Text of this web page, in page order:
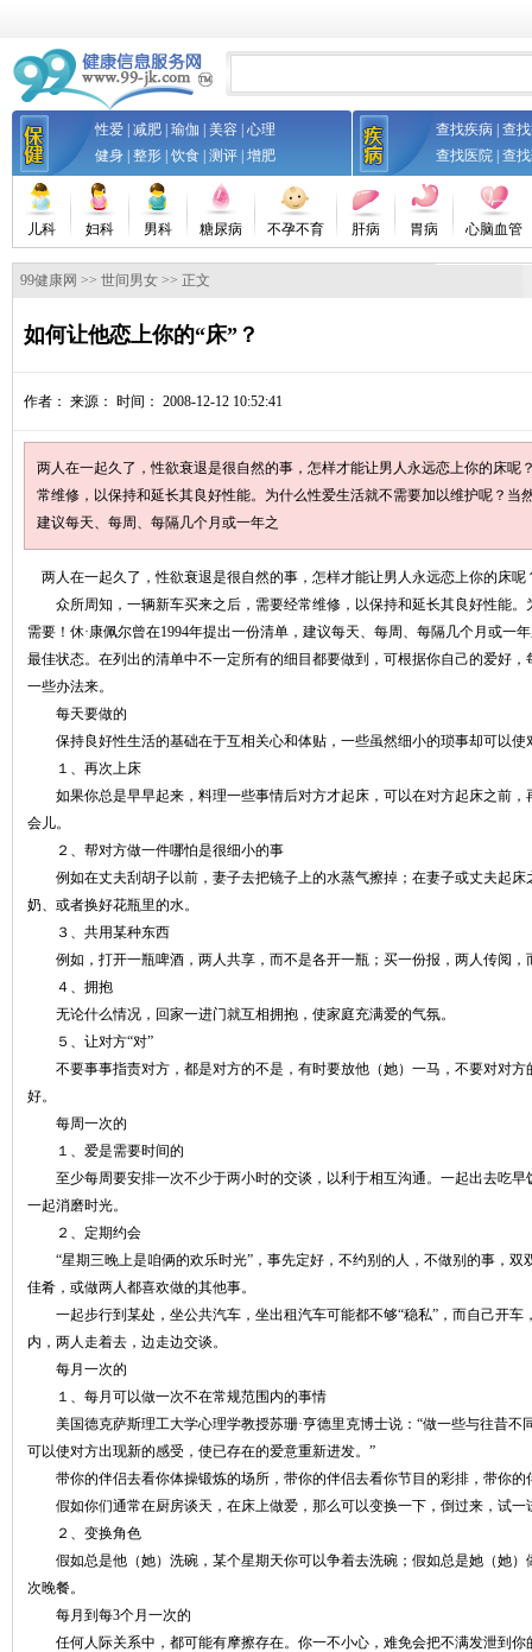
性爱 减肥 瑜伽 美容 心理
健身 整形 饮食 测评 增肥
查找疾病 查
查找医院 查
儿科 妇科 男科 糖尿病 不孕不育 肝病 胃病 心脑血管
99健康网 >> 世间男女 >> 正文
如何让他恋上你的“床”？
作者： 来源： 时间： 2008-12-12 10:52:41
两人在一起久了，性欲衰退是很自然的事，怎样才能让男人永远恋上你的床呢
常维修，以保持和延长其良好性能。为什么性爱生活就不需要加以维护呢？当
建议每天、每周、每隔几个月或一年之
两人在一起久了，性欲衰退是很自然的事，怎样才能让男人永远恋上你的床呢
众所周知，一辆新车买来之后，需要经常维修，以保持和延长其良好性能。
需要！休·康佩尔曾在1994年提出一份清单，建议每天、每周、每隔几个月或一
最佳状态。在列出的清单中不一定所有的细目都要做到，可根据你自己的爱好
一些办法来。
每天要做的
保持良好性生活的基础在于互相关心和体贴，一些虽然细小的琐事却可以使
１、再次上床
如果你总是早早起来，料理一些事情后对方才起床，可以在对方起床之前，
会儿。
２、帮对方做一件哪怕是很细小的事
例如在丈夫刮胡子以前，妻子去把镜子上的水蒸气擦掉；在妻子或丈夫起床
奶、或者换好花瓶里的水。
３、共用某种东西
例如，打开一瓶啤酒，两人共享，而不是各开一瓶；买一份报，两人传阅，
４、拥抱
无论什么情况，回家一进门就互相拥抱，使家庭充满爱的气氛。
５、让对方“对”
不要事事指责对方，都是对方的不是，有时要放他（她）一马，不要对对方
好。
每周一次的
１、爱是需要时间的
至少每周要安排一次不少于两小时的交谈，以利于相互沟通。一起出去吃早
一起消磨时光。
２、定期约会
“星期三晚上是咱俩的欢乐时光”，事先定好，不约别的人，不做别的事，双
佳肴，或做两人都喜欢做的其他事。
一起步行到某处，坐公共汽车，坐出租汽车可能都不够“稳私”，而自己开车
内，两人走着去，边走边交谈。
每月一次的
１、每月可以做一次不在常规范围内的事情
美国德克萨斯理工大学心理学教授苏珊·亨德里克博士说：“做一些与往昔不
可以使对方出现新的感受，使已存在的爱意重新进发。”
带你的伴侣去看你体操锻炼的场所，带你的伴侣去看你节目的彩排，带你的
假如你们通常在厨房谈天，在床上做爱，那么可以变换一下，倒过来，试一
２、变换角色
假如总是他（她）洗碗，某个星期天你可以争着去洗碗；假如总是她（她）
次晚餐。
每月到每3个月一次的
任何人际关系中，都可能有摩擦存在。你一不小心，难免会把不满发泄到你